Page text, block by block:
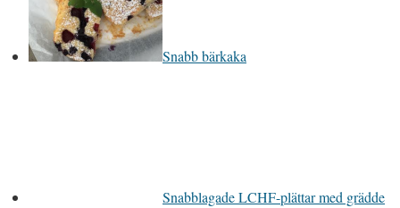
Snabb bärkaka
Snabblagade LCHF-plättar med grädde